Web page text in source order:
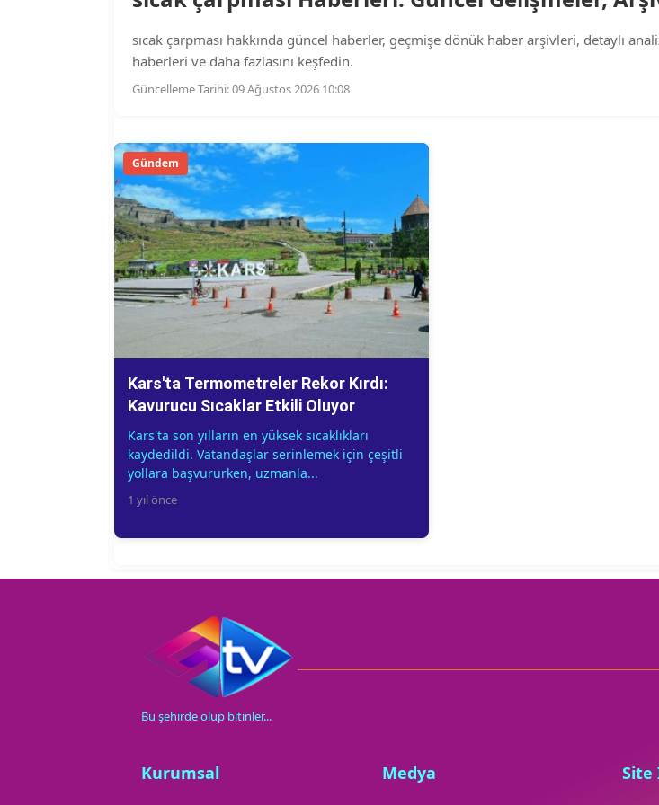
sıcak çarpması hakkında güncel haberler, geçmişe dönük haber arşivleri, detaylı
haberleri ve daha fazlasını keşfedin.
Güncelleme Tarihi: 09 Ağustos 2026 10:08
Gündem
Kars'ta Termometreler Rekor Kırdı:
Kavurucu Sıcaklar Etkili Oluyor
Kars'ta son yılların en yüksek sıcaklıkları
kaydedildi. Vatandaşlar serinlemek için çeşitli
yollara başvururken, uzmanla...
1 yıl önce
Bu şehirde olup bitinler...
Kurumsal Medya Site